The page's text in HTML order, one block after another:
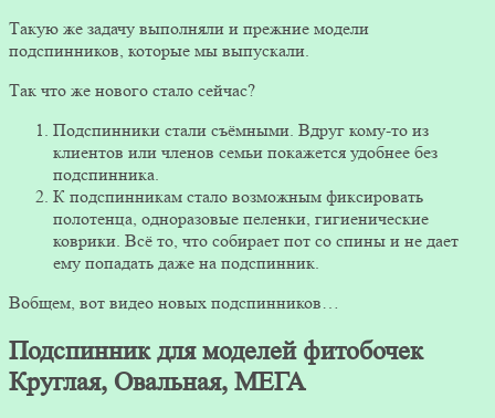
Такую же задачу выполняли и прежние модели
подспинников, которые мы выпускали.
Так что же нового стало сейчас?
Подспинники стали съёмными. Вдруг кому-то из
клиентов или членов семьи покажется удобнее без
подспинника.
К подспинникам стало возможным фиксировать
полотенца, одноразовые пеленки, гигиенические
коврики. Всё то, что собирает пот со спины и не дает
ему попадать даже на подспинник.
Вобщем, вот видео новых подспинников…
Подспинник для моделей фитобочек
Круглая, Овальная, МЕГА